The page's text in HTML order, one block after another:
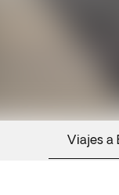
Viajes a